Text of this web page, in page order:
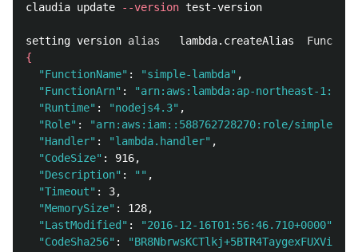
claudia update --version test-version
setting version
{
"FunctionName" : "simple-lambda" ,
"FunctionArn" :
"arn:aws:lambda:ap-northeast-
"Runtime" : "nodejs4.3" ,
"Role" :
"arn:aws:iam::588762728270:role/simple-
"Handler" : "lambda.handler" ,
"CodeSize" : 916,
"Description" : "" ,
"Timeout" : 3,
"MemorySize" : 128,
"LastModified" : "2016-12-16T01:56:46.710+0000"
"CodeSha256" :